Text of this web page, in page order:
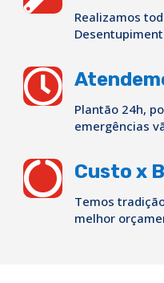
Realizamos

Plantão 24h,
emergências
 Custo x
Temos
melhor